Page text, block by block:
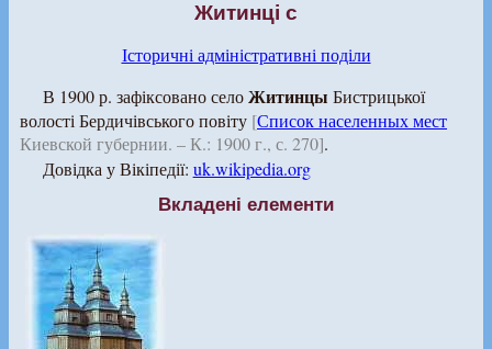
Житинці с
Історичні адміністративні поділи
В 1900 р. зафіксовано селоЖитинцы Бистрицької
волості Бердичівського повіту [Список населенных мест
Киевской губернии. – К.: 1900 г., с. 270].
Довідка у Вікіпедії: uk.wikipedia.org
Вкладені елементи